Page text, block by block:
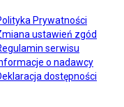
Prywatności
ustawień zgód
serwisu
o nadawcy
dostępności